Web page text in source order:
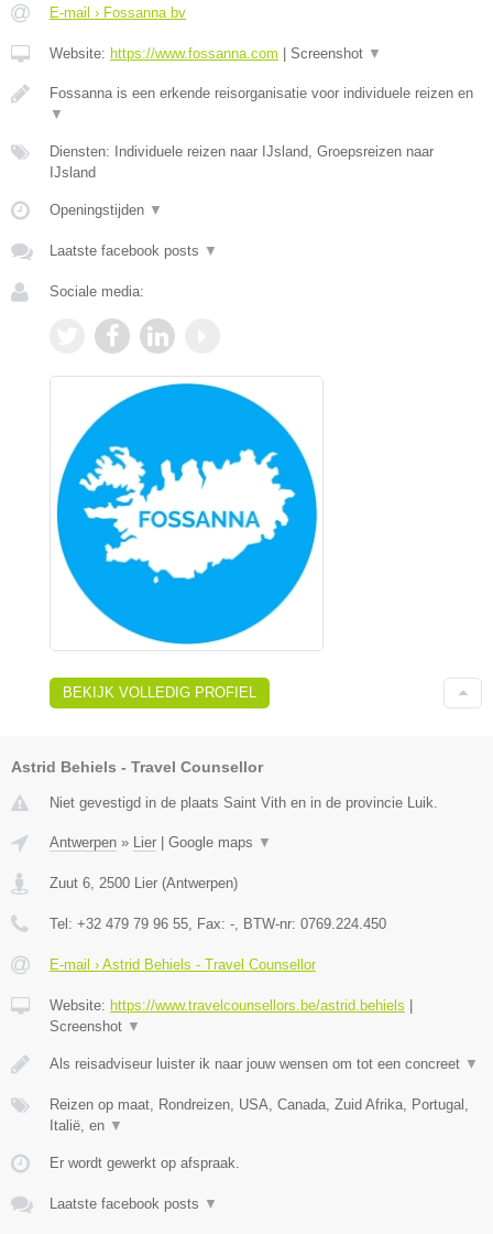
E-mail › Fossanna bv
Website: https://www.fossanna.com Screenshot ▼
Fossanna is een erkende reisorganisatie voor individuele reizen en
▼
Diensten: Individuele reizen naar IJsland, Groepsreizen naar
IJsland
Openingstijden ▼
Laatste facebook posts ▼
Sociale media:
BEKIJK VOLLEDIG PROFIEL
Astrid Behiels - Travel Counsellor
Niet gevestigd in de plaats Saint Vith en in de provincie Luik.
Antwerpen » Lier Google maps ▼
Zuut 6 2500 Lier (Antwerpen)
Tel: +32 479 79 96 55 , Fax: - , BTW-nr: 0769.224.450
E-mail › Astrid Behiels - Travel Counsellor
Website: https://www.travelcounsellors.be/astrid.behiels
Screenshot ▼
Als reisadviseur luister ik naar jouw wensen om tot een concreet ▼
Reizen op maat, Rondreizen, USA, Canada, Zuid Afrika, Portugal,
Italië, en ▼
Er wordt gewerkt op afspraak.
Laatste facebook posts ▼